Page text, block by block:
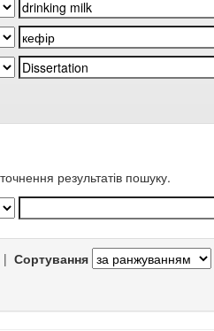
результатів пошуку.
| Сортування